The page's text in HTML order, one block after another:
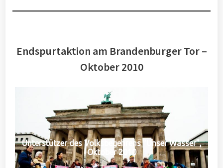
Endspurtaktion am Brandenburger Tor –
Oktober 2010
Unterstützer des Volksbegehrens "Unser Wasser",
Oktober 2010